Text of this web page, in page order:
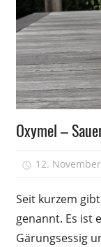
Wissen
Oxymel –
12.
Seit kurzem
genannt. Es ist
Gärungsessig